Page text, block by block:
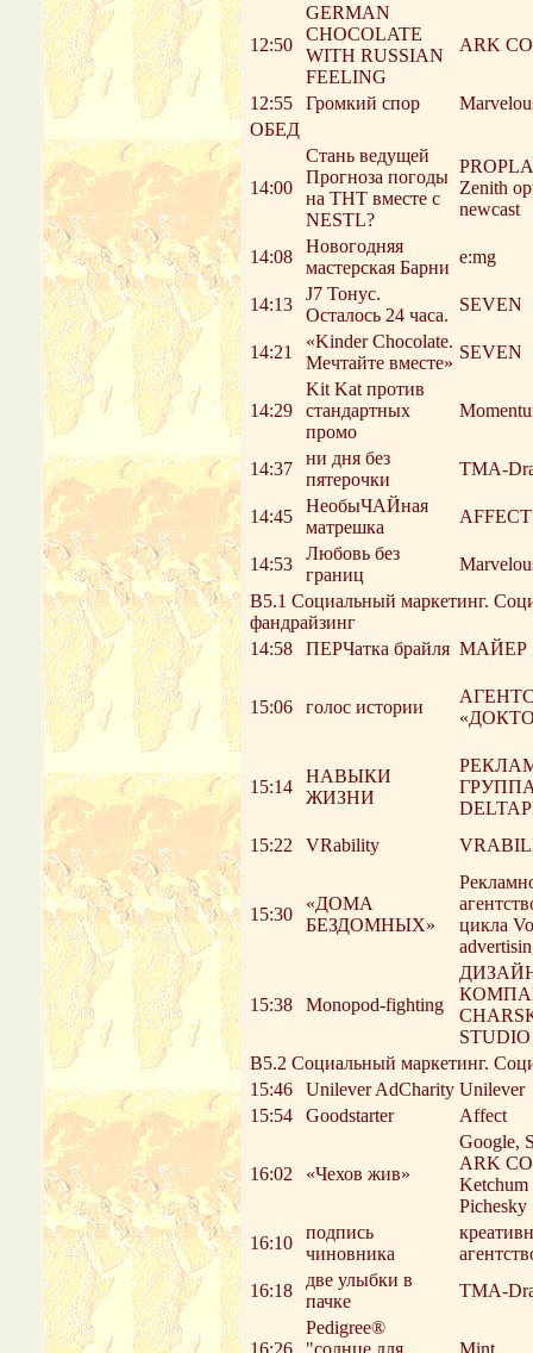
12:50
GERMAN
CHOCOLATE
WITH RUSSIAN
FEELING
ARK
12:55 Громкий спор
ОБЕД
14:00
Стань ведущей
Прогноза погоды
на ТНТ вместе с
NESTL?
Zenith
newcast
14:08
Новогодняя
мастерская Барни
e:mg
14:13
J7 Тонус.
Осталось 24 часа.
SEVEN
14:21
«Kinder Chocolate.
Мечтайте вместе»
SEVEN
14:29
Kit Kat против
стандартных
промо
14:37
ни дня без
пятерочки
TMA-
14:45
НеобыЧАЙная
матрешка
AFFECT
14:53
Любовь без
границ
В5.1 Социальный маркетинг.
фандрайзинг
14:58
ПЕРЧатка брайля МАЙЕР
15:06 голос истории
15:14
НАВЫКИ
ЖИЗНИ
15:22
VRability
15:30
«ДОМА
БЕЗДОМНЫХ»
цикла
15:38 Monopod-fighting
STUDIO
В5.2 Социальный маркетинг.
15:46
Unilever AdCharity Unilever
15:54
Goodstarter Affect
16:02 «Чехов жив»
Google,
ARK
Ketchum
Pichesky
16:10
подпись
чиновника
16:18
две улыбки в
пачке
TMA-
16:26
Pedigree®
"солнце для
Mint